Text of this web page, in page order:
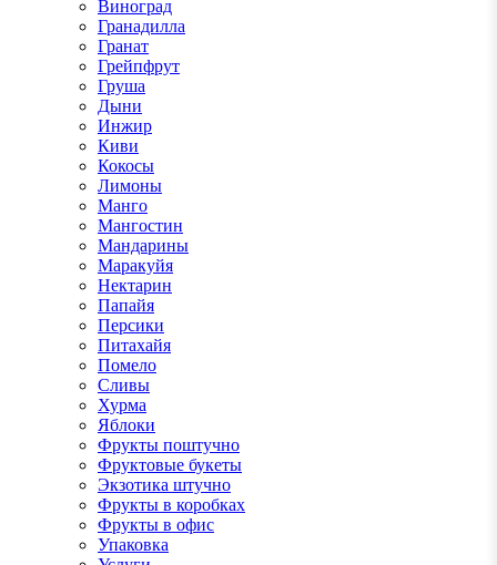
Виноград
Гранадилла
Гранат
Грейпфрут
Груша
Дыни
Инжир
Киви
Кокосы
Лимоны
Манго
Мангостин
Мандарины
Маракуйя
Нектарин
Папайя
Персики
Питахайя
Помело
Сливы
Хурма
Яблоки
Фрукты поштучно
Фруктовые букеты
Экзотика штучно
Фрукты в коробках
Фрукты в офис
Упаковка